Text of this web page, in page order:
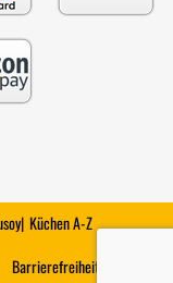
| Küchen A-Z
Barrierefreiheit